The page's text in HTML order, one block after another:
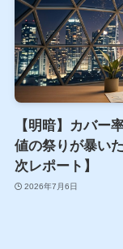
【明暗】カバー
値の祭りが暴い
次レポート】
2026年7月6日